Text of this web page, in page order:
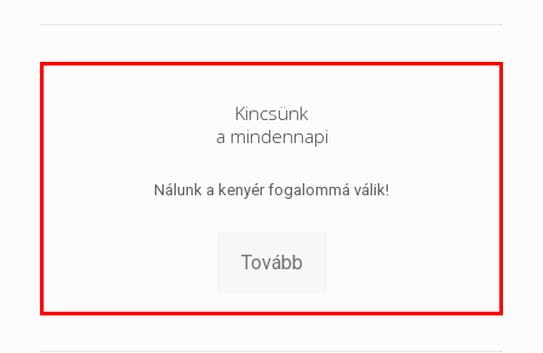
Kincsünk
a mindennapi
Nálunk a kenyér fogalommá válik!
Tovább